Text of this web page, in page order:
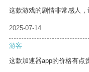
这款游戏的剧情非常感人，
2025-07-14
游客
这款加速器app的价格有点